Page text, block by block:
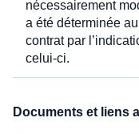
nécessairement
a été déterminée
contrat par
celui-ci.
Documents et liens